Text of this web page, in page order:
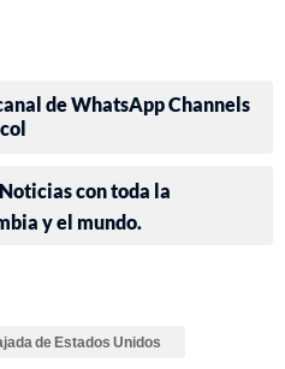
de WhatsApp Channels
con toda la
y el mundo.
de Estados Unidos